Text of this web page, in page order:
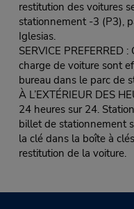
restitution des voitures
stationnement -3 (P3),
Iglesias.
SERVICE PREFERRED
charge de voiture sont
bureau dans le parc de
À L’EXTÉRIEUR DES
24 heures sur 24.
billet de stationnement
la clé dans la boîte à
restitution de la voiture.